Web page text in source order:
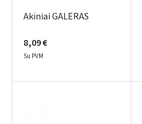
Akiniai GALERAS
8,09 €
Su PVM